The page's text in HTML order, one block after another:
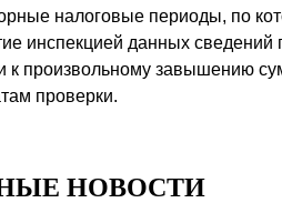
налоговые периоды, по
инспекцией данных сведений
к произвольному завышению
проверки.
НОВОСТИ